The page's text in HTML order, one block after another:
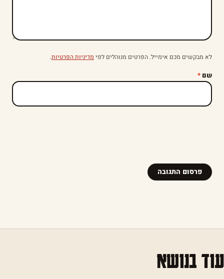
לא מבקשים מכם אימייל. הפרטים מנוהלים לפי מדיניות הפרטיות.
שם *
עוד בנושא